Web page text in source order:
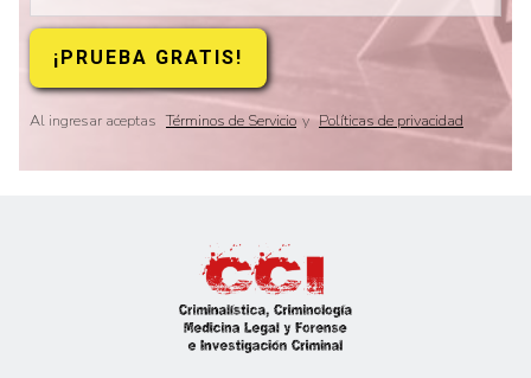
Al ingresar aceptas Términos de Servicio y Políticas de privacidad